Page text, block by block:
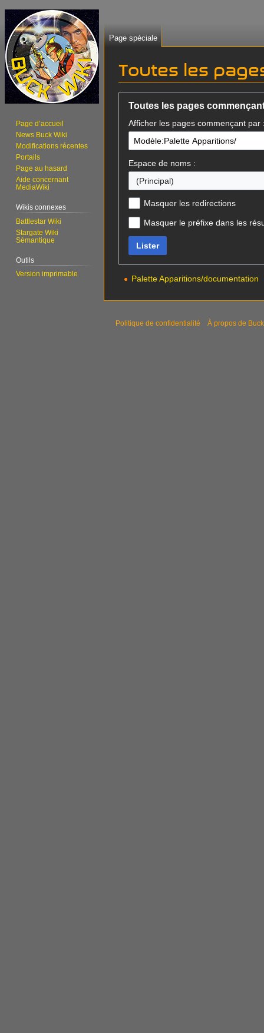
Toutes les
navigation
recherche
Toutes les pages
Afficher les pages commençant par :
Espace de noms :
(Principal)
Masquer les redirections
Masquer le préfixe dans les
Lister
Palette Apparitions/documentation
Page spéciale
Page d’accueil
News Buck Wiki
Modifications récentes
Portails
Page au hasard
Aide concernant
MediaWiki
Wikis connexes
Battlestar Wiki
Stargate Wiki
Sémantique
Outils
Version imprimable
Politique de confidentialité À propos de